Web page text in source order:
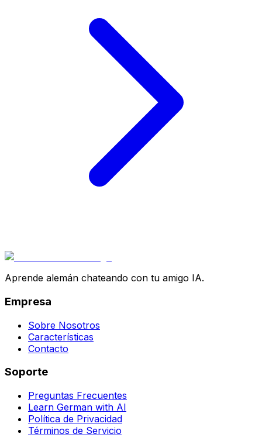
Aprende alemán chateando con tu amigo IA.
Empresa
Sobre Nosotros
Características
Contacto
Soporte
Preguntas Frecuentes
Learn German with AI
Política de Privacidad
Términos de Servicio